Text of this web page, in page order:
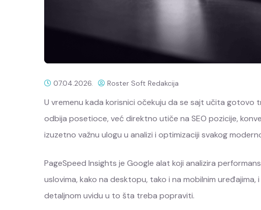
07.04.2026. Roster Soft Redakcija
U vremenu kada korisnici očekuju da se sajt učita gotovo
odbija posetioce, već direktno utiče na SEO pozicije,
izuzetno važnu ulogu u analizi i optimizaciji svakog
PageSpeed Insights je Google alat koji analizira
uslovima, kako na desktopu, tako i na mobilnim
detaljnom uvidu u to šta treba popraviti.